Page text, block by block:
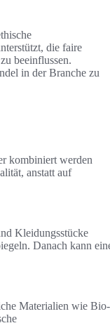
die faire
beeinflussen.
in der Branche zu
kombiniert werden
anstatt auf
Kleidungsstücke
Danach kann
Materialien wie Bio-